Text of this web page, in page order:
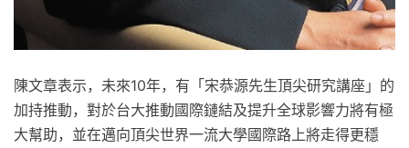
陳文章表示，未來10年，有「宋恭源先生頂尖研究講座」的
加持推動，對於台大推動國際鏈結及提升全球影響力將有極
大幫助，並在邁向頂尖世界一流大學國際路上將走得更穩